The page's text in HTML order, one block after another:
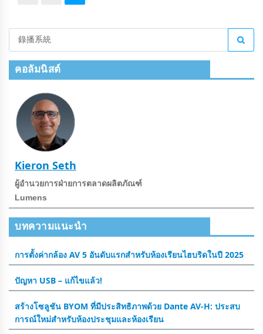
คอลัมนิสต์
Kieron Seth
ผู้อํานวยการฝ่ายการตลาดผลิตภัณฑ์
Lumens
บทความแนะนำ
การตั้งค่ากล้อง AV 5 อันดับแรกสําหรับห้องเรียนไฮบริดในปี 2025
ปัญหา USB – แก้ไขแล้ว!
สร้างโซลูชัน BYOM ที่มีประสิทธิภาพด้วย Dante AV-H: ประสบ
การณ์ใหม่สําหรับห้องประชุมและห้องเรียน